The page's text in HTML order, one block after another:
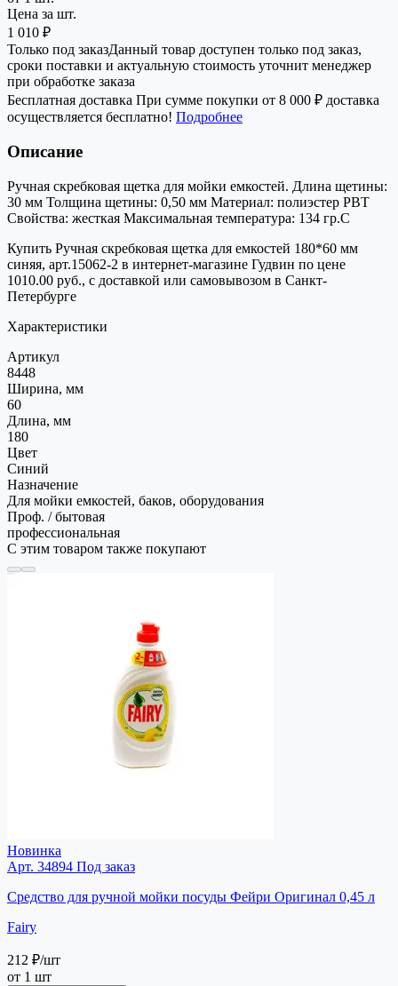
Цена за шт.
1 010 ₽
Только под заказДанный товар доступен только под заказ,
сроки поставки и актуальную стоимость уточнит менеджер
при обработке заказа
Бесплатная доставка При сумме покупки от 8 000 ₽ доставка
осуществляется бесплатно! Подробнее
Описание
Ручная скребковая щетка для мойки емкостей. Длина щетины:
30 мм Толщина щетины: 0,50 мм Материал: полиэстер РВТ
Свойства: жесткая Максимальная температура: 134 гр.С
Купить Ручная скребковая щетка для емкостей 180*60 мм
синяя, арт.15062-2 в интернет-магазине Гудвин по цене
1010.00 руб., с доставкой или самовывозом в Санкт-
Петербурге
Характеристики
Артикул
8448
Ширина, мм
60
Длина, мм
180
Цвет
Синий
Назначение
Для мойки емкостей, баков, оборудования
Проф. / бытовая
профессиональная
С этим товаром также покупают
Новинка
Арт. 34894 Под заказ
Средство для ручной мойки посуды Фейри Оригинал 0,45 л
Fairy
212 ₽/шт
от 1 шт